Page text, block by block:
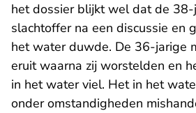
het dossier blijkt wel dat de
slachtoffer na een discussie en
het water duwde. De 36-jarige
eruit waarna zij worstelden en
in het water viel. Het in het
onder omstandigheden